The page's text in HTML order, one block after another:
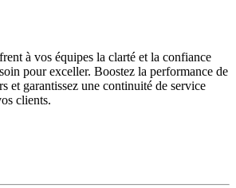
à vos équipes la clarté et la confiance
pour exceller. Boostez la performance de
et garantissez une continuité de service
clients.